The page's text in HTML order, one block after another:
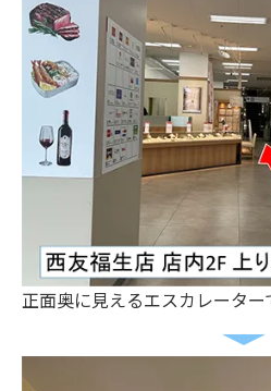
正面奥に見えるエスカレータ